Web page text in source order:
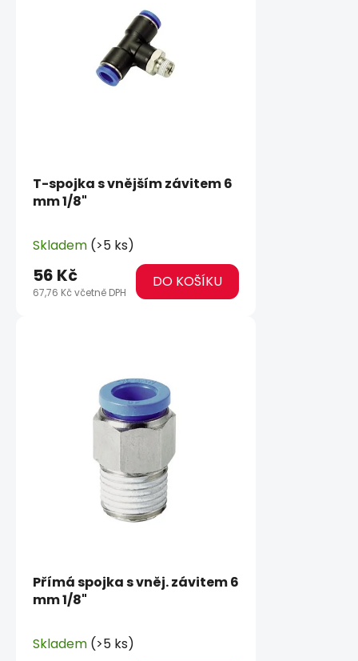
T-spojka s vnějším závitem 6
mm 1/8"
Skladem (>5 ks)
67,76 Kč včetně DPH
56 Kč DO KOŠÍKU
Přímá spojka s vněj. závitem 6
mm 1/8"
Skladem (>5 ks)